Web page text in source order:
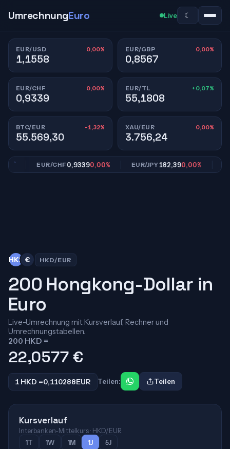
UmrechnungEuro Live ☾
EUR/USD 0,00%
1,1558
EUR/GBP 0,00%
0,8567
EUR/CHF 0,00%
0,9339
EUR/TL +0,07%
55,1808
BTC/EUR -1,32%
55.569,30
XAU/EUR 0,00%
3.756,24
EUR/CHF0,93390,00% EUR/JPY182,390,00%
HK$ € HKD/EUR
200 Hongkong-Dollar in
Euro
Live-Umrechnung mit Kursverlauf, Rechner und
Umrechnungstabellen.
200 HKD =
22,0577 €
1 HKD =0,110288EUR Teilen: Teilen
Kursverlauf
Interbanken-Mittelkurs · HKD/EUR
1T
1W 1M 1J 5J